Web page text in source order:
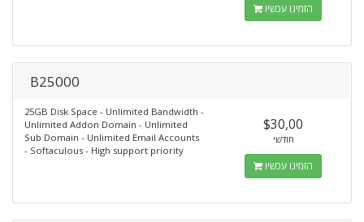
הזמינו עכשיו
B25000
25GB Disk Space - Unlimited Bandwidth -
Unlimited Addon Domain - Unlimited
Sub Domain - Unlimited Email Accounts
- Softaculous - High support priority
$30,00
חודשי
הזמינו עכשיו